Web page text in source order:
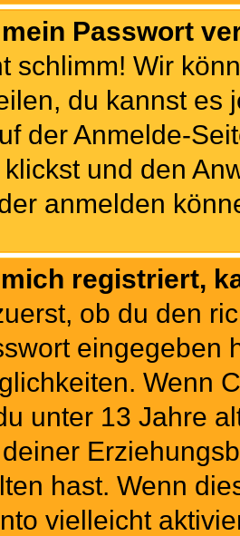
Passwort
schlimm! Wir
du kannst es
der Anmelde-
klickst und den
anmelden
registriert,
ob du den
eingegeben
Wenn
unter 13 Jahre
hast. Wenn
vielleicht